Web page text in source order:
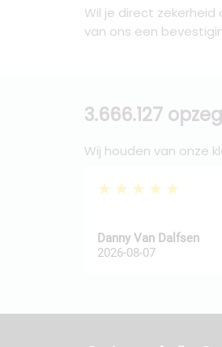
Wil je direct
van ons een
3.666.127
Wij houden van onze
★★★★★
Danny Van Dalfsen
2026-08-07